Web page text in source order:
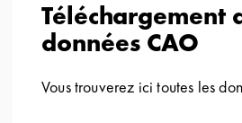
Téléchargement
données CAO
Vous trouverez ici toutes les